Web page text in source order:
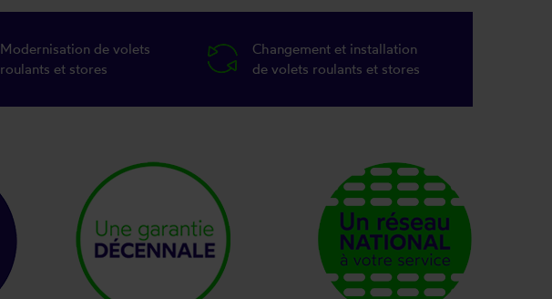
Modernisation de volets
roulants et stores
Changement et installation
de volets roulants et stores